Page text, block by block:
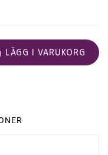
LÄGG I VARUKORG